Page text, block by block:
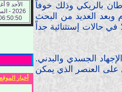
بالريكي وذلك خوفاً
العديد من البحث
حالات إستثنائية جداً
الجسدي والبدني.
على العنصر الذي يمكن
2026
06:50:51
أخبار